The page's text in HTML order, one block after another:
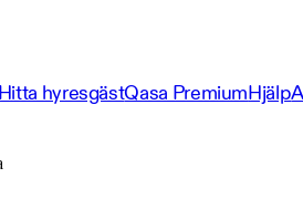
Hitta hyresgästQasa PremiumHjälp